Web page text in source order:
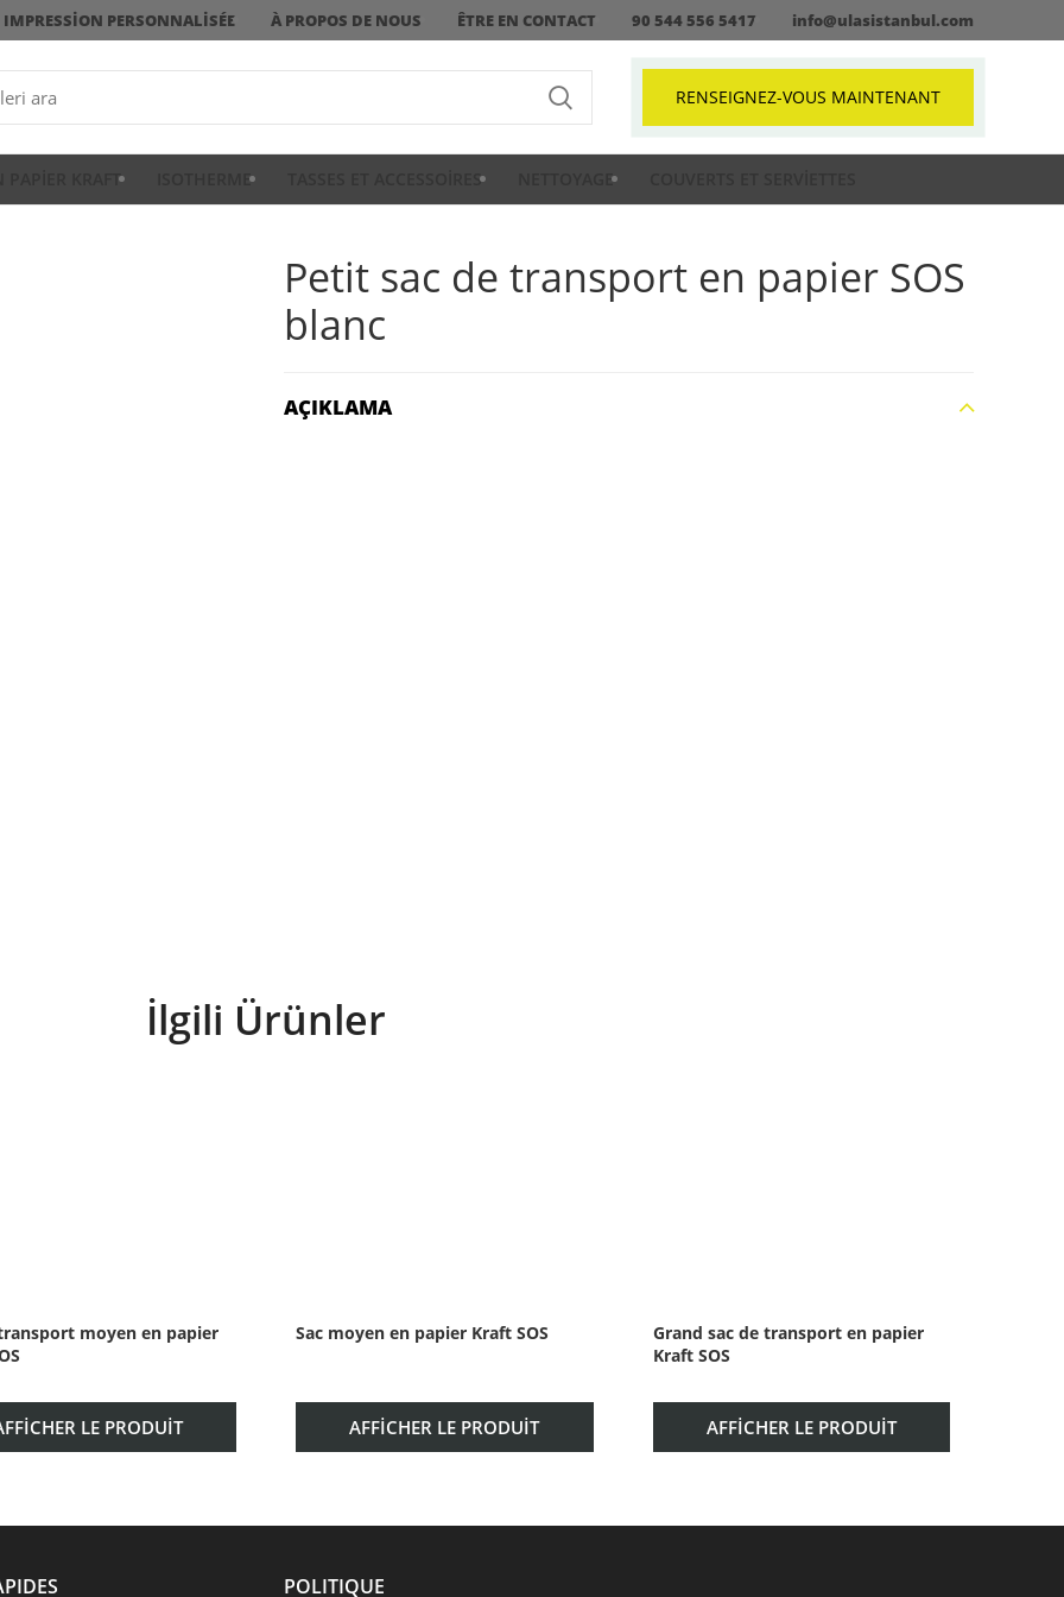
IMPRESSION PERSONNALISÉE À PROPOS DE NOUS ÊTRE EN CONTACT 90 544 556 5417 info@ulasistanbul.com
RENSEIGNEZ-VOUS MAINTENANT
PAPIER KRAFT ISOTHERME TASSES ET ACCESSOIRES NETTOYAGE
Petit sac de transport en papier SOS
blanc
AÇIKLAMA
İlgili Ürünler
moyen en papier
LE PRODUIT
Sac moyen en papier Kraft SOS
AFFICHER LE PRODUIT
Grand sac de transport en papier
Kraft SOS
AFFICHER LE PRODUIT
POLITIQUE